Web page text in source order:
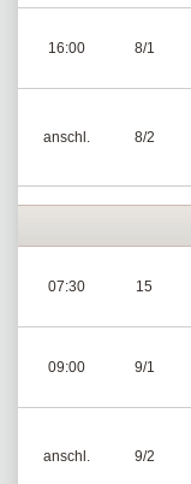
16:00 8/1
anschl. 8/2
07:30 15
09:00 9/1
anschl. 9/2